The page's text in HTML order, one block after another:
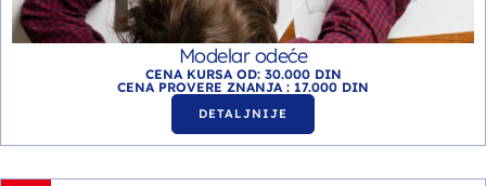
Modelar odeće
CENA KURSA OD: 30.000 DIN
CENA PROVERE ZNANJA : 17.000 DIN
DETALJNIJE